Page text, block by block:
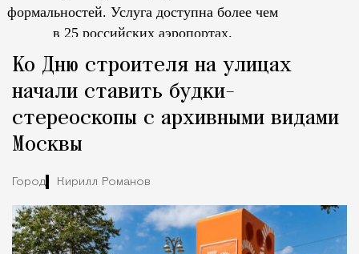
формальностей. Услуга доступна более чем
в 25 российских аэропортах.
Ко Дню строителя на улицах
начали ставить будки-
стереоскопы с архивными видами
Москвы
Город Кирилл Романов